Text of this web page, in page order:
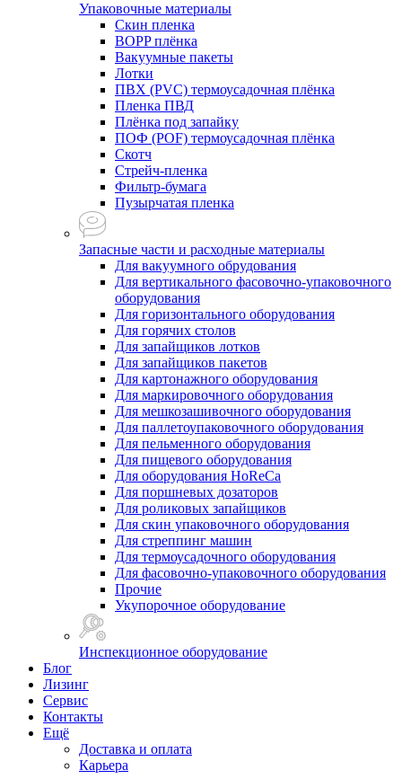
Упаковочные материалы
Скин пленка
BOPP плёнка
Вакуумные пакеты
Лотки
ПВХ (PVC) термоусадочная плёнка
Пленка ПВД
Плёнка под запайку
ПОФ (POF) термоусадочная плёнка
Скотч
Стрейч-пленка
Фильтр-бумага
Пузырчатая пленка
Запасные части и расходные материалы
Для вакуумного обрудования
Для вертикального фасовочно-упаковочного
оборудования
Для горизонтального оборудования
Для горячих столов
Для запайщиков лотков
Для запайщиков пакетов
Для картонажного оборудования
Для маркировочного оборудования
Для мешкозашивочного оборудования
Для паллетоупаковочного оборудования
Для пельменного оборудования
Для пищевого оборудования
Для оборудования HoReCa
Для поршневых дозаторов
Для роликовых запайщиков
Для скин упаковочного оборудования
Для стреппинг машин
Для термоусадочного оборудования
Для фасовочно-упаковочного оборудования
Прочие
Укупорочное оборудование
Инспекционное оборудование
Блог
Лизинг
Сервис
Контакты
Ещё
Доставка и оплата
Карьера